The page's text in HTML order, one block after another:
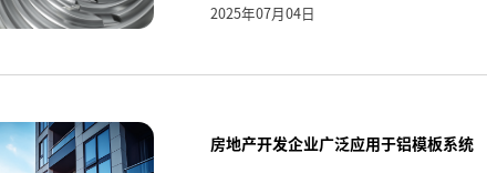
2025年07月04日
房地产开发企业广泛应用于铝模板系统